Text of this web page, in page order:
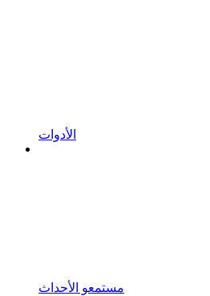
الأدوات
مستمعو الأحداث